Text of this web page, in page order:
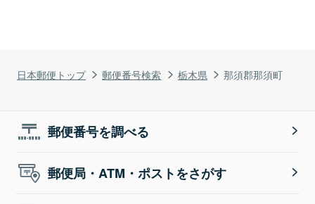
日本郵便トップ 郵便番号検索 栃木県 那須郡那須町
郵便番号を調べる
郵便局・ATM・ポストをさがす